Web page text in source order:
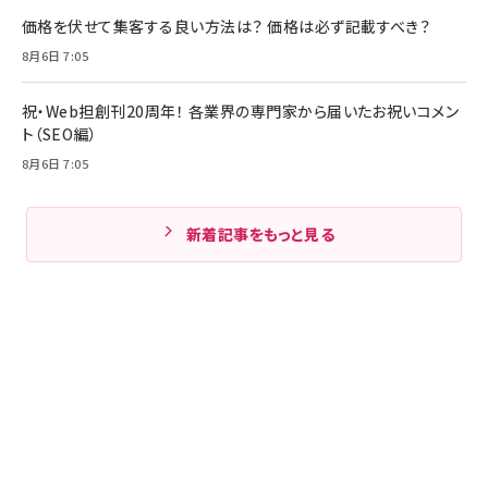
価格を伏せて集客する良い方法は？ 価格は必ず記載すべき？
8月6日 7:05
祝・Web担創刊20周年！ 各業界の専門家から届いたお祝いコメン
ト（SEO編）
8月6日 7:05
新着記事をもっと見る